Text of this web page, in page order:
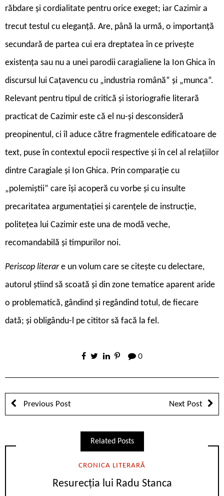
răbdare și cordialitate pentru orice exeget; iar Cazimir a
trecut testul cu eleganță. Are, până la urmă, o importanță
secundară de partea cui era dreptatea în ce privește
existența sau nu a unei parodii caragialiene la Ion Ghica în
discursul lui Cațavencu cu „industria română” și „munca”.
Relevant pentru tipul de critică și istoriografie literară
practicat de Cazimir este că el nu-și desconsideră
preopinentul, ci îl aduce către fragmentele edificatoare de
text, puse în contextul epocii respective și în cel al relațiilor
dintre Caragiale și Ion Ghica. Prin comparație cu
„polemiștii” care își acoperă cu vorbe și cu insulte
precaritatea argumentației și carențele de instrucție,
politețea lui Cazimir este una de modă veche,
recomandabilă și timpurilor noi.
Periscop literare un volum care se citește cu delectare,
autorul știind să scoată și din zone tematice aparent aride
o problematică, gândind și regândind totul, de fiecare
dată; și obligându-l pe cititor să facă la fel.
0
Previous Post Next Post
Related Posts
CRONICA LITERARĂ
Resurecția lui Radu Stanca